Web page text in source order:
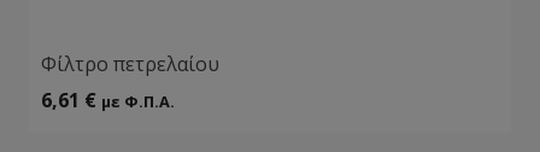
Φίλτρο πετρελαίου
6,61 € με Φ.Π.Α.